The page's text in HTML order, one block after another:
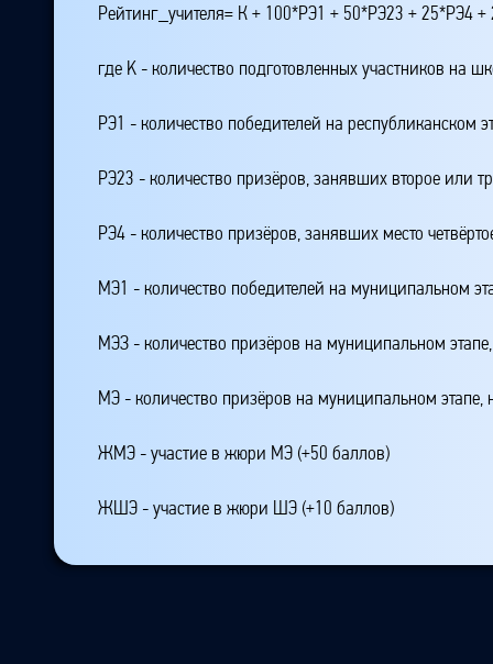
Рейтинг_учителя= К + 100*РЭ1 + 50*РЭ23 +
где K - количество подготовленных участников на
РЭ1 - количество победителей на республиканском
РЭ23 - количество призёров, занявших второе или
РЭ4 - количество призёров, занявших место
МЭ1 - количество победителей на муниципальном
МЭЗ - количество призёров на муниципальном
МЭ - количество призёров на муниципальном
ЖМЭ - участие в жюри МЭ (+50 баллов)
ЖШЭ - участие в жюри ШЭ (+10 баллов)